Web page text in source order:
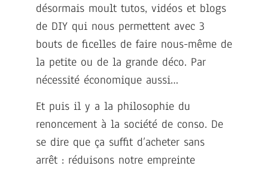
désormais moult tutos, vidéos et blogs
de DIY qui nous permettent avec 3
bouts de ficelles de faire nous-même de
la petite ou de la grande déco. Par
nécessité économique aussi…
Et puis il y a la philosophie du
renoncement à la société de conso. De
se dire que ça suffit d’acheter sans
arrêt : réduisons notre empreinte